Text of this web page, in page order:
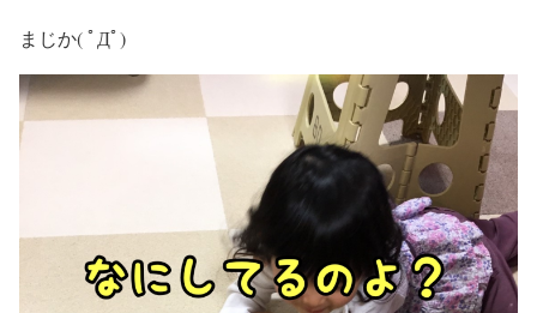
まじか( ﾟДﾟ)